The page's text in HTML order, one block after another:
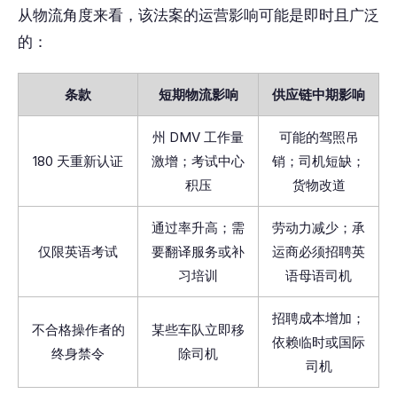
从物流角度来看，该法案的运营影响可能是即时且广泛
的：
条款 短期物流影响 供应链中期影响
180 天重新认证
州 DMV 工作量
激增；考试中心
积压
可能的驾照吊
销；司机短缺；
货物改道
仅限英语考试
通过率升高；需
要翻译服务或补
习培训
劳动力减少；承
运商必须招聘英
语母语司机
不合格操作者的
终身禁令
某些车队立即移
除司机
招聘成本增加；
依赖临时或国际
司机